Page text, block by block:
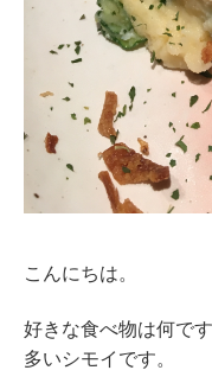
こんにちは。
好きな食べ物は何で
多いシモイです。